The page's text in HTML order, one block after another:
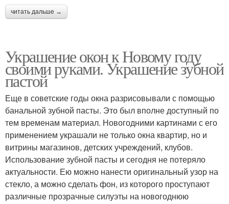
читать дальше →
Украшение окон к Новому году
своими руками. Украшение зубной
пастой
Еще в советские годы окна разрисовывали с помощью
банальной зубной пасты. Это был вполне доступный по
тем временам материал. Новогодними картинами с его
применением украшали не только окна квартир, но и
витрины магазинов, детских учреждений, клубов.
Использование зубной пасты и сегодня не потеряло
актуальности. Ею можно нанести оригинальный узор на
стекло, а можно сделать фон, из которого проступают
различные прозрачные силуэты на новогоднюю